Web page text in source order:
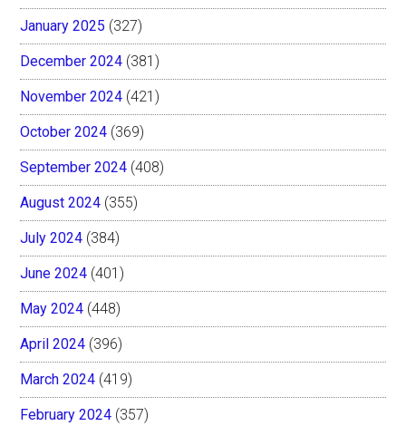
January 2025 (327)
December 2024 (381)
November 2024 (421)
October 2024 (369)
September 2024 (408)
August 2024 (355)
July 2024 (384)
June 2024 (401)
May 2024 (448)
April 2024 (396)
March 2024 (419)
February 2024 (357)